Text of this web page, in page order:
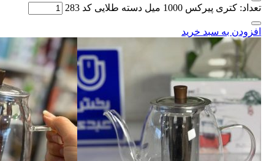
تعداد: کتری پیرکس 1000 میل دسته طلایی کد 283
افزودن به سبد خرید